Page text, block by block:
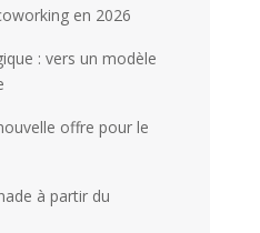
en 2026
: vers un modèle
offre pour le
à partir du